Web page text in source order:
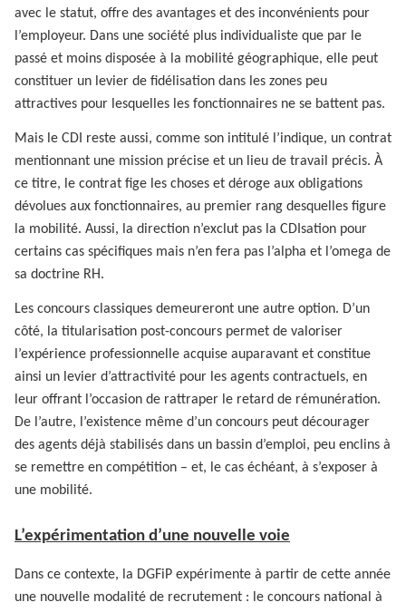
avec le statut, offre des avantages et des inconvénients pour
l’employeur. Dans une société plus individualiste que par le
passé et moins disposée à la mobilité géographique, elle peut
constituer un levier de fidélisation dans les zones peu
attractives pour lesquelles les fonctionnaires ne se battent pas.
Mais le CDI reste aussi, comme son intitulé l’indique, un contrat
mentionnant une mission précise et un lieu de travail précis. À
ce titre, le contrat fige les choses et déroge aux obligations
dévolues aux fonctionnaires, au premier rang desquelles figure
la mobilité. Aussi, la direction n’exclut pas la CDIsation pour
certains cas spécifiques mais n’en fera pas l’alpha et l’omega de
sa doctrine RH.
Les concours classiques demeureront une autre option. D’un
côté, la titularisation post-concours permet de valoriser
l’expérience professionnelle acquise auparavant et constitue
ainsi un levier d’attractivité pour les agents contractuels, en
leur offrant l’occasion de rattraper le retard de rémunération.
De l’autre, l’existence même d’un concours peut décourager
des agents déjà stabilisés dans un bassin d’emploi, peu enclins à
se remettre en compétition – et, le cas échéant, à s’exposer à
une mobilité.
L’expérimentation d’une nouvelle voie
Dans ce contexte, la DGFiP expérimente à partir de cette année
une nouvelle modalité de recrutement : le concours national à